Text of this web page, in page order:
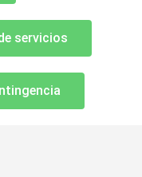
servicios